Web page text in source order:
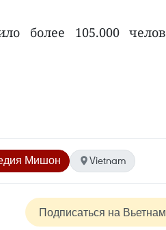
более 105.000
Мишон Vietnam
Подписаться на